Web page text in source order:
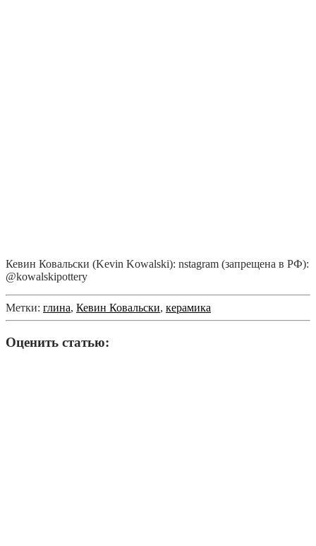
Кевин Ковальски (Kevin Kowalski): nstagram (запрещена в РФ):
@kowalskipottery
Метки: глина, Кевин Ковальски, керамика
Оценить статью: